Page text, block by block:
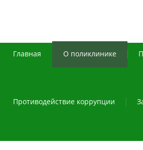
Главная О поликлинике
Противодействие коррупции